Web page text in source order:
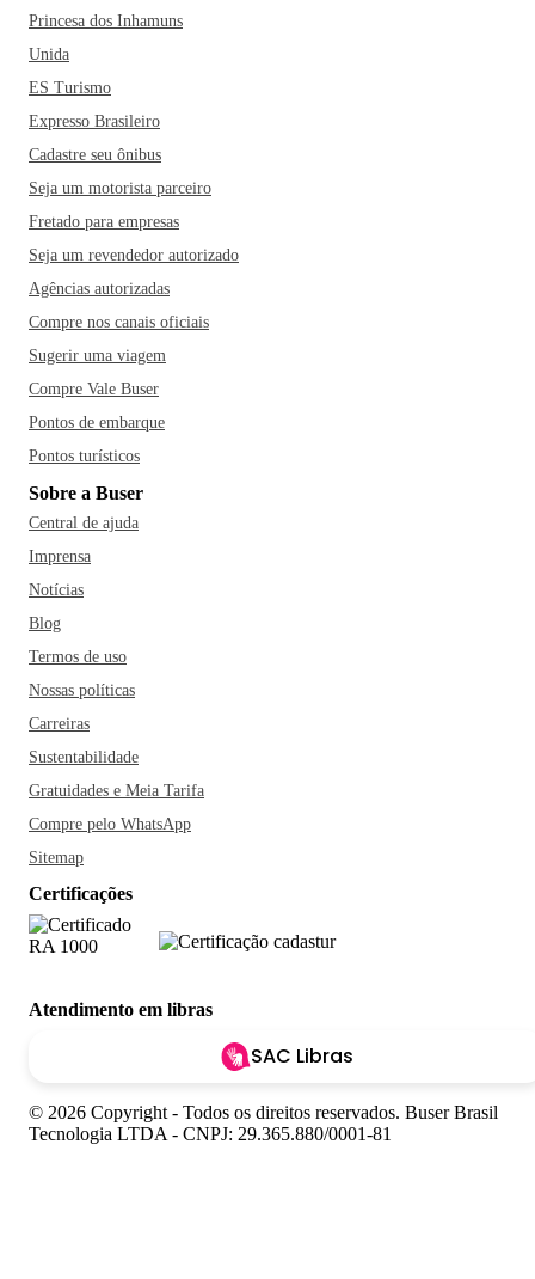
Princesa dos Inhamuns
Unida
ES Turismo
Expresso Brasileiro
Cadastre seu ônibus
Seja um motorista parceiro
Fretado para empresas
Seja um revendedor autorizado
Agências autorizadas
Compre nos canais oficiais
Sugerir uma viagem
Compre Vale Buser
Pontos de embarque
Pontos turísticos
Sobre a Buser
Central de ajuda
Imprensa
Notícias
Blog
Termos de uso
Nossas políticas
Carreiras
Sustentabilidade
Gratuidades e Meia Tarifa
Compre pelo WhatsApp
Sitemap
Certificações
Atendimento em libras
SAC Libras
© 2026 Copyright - Todos os direitos reservados. Buser Brasil
Tecnologia LTDA - CNPJ: 29.365.880/0001-81